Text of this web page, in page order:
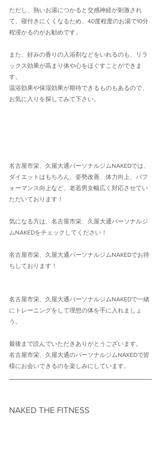
ただし、熱いお湯につかると交感神経が刺激され
て、寝付きにくくなるため、40度程度のお湯で10分
程浸かるのがお勧めです。
また、好みの香りの入浴剤などをいれるのも、リラ
ックス効果が高まり体や心をほぐすことができま
す。
温浴効果や保湿効果が期待できるものもあるので、
お気に入りを探してみて下さい。
名古屋市栄、久屋大通パーソナルジムNAKEDでは、
ダイエットはもちろん、姿勢改善、体力向上、パフ
ォーマンス向上など、老若男女幅広く対応させてい
ただいております！
気になる方は、名古屋市栄、久屋大通パーソナルジ
ムNAKEDをチェックしてください！
名古屋市栄、久屋大通パーソナルジムNAKEDでお待
ちしております！
名古屋市栄、久屋大通パーソナルジムNAKEDで一緒
にトレーニングをして理想の体を手に入れましょ
う。
最後まで読んでいただきありがとうございます。
名古屋市栄、久屋大通のパーソナルジムNAKEDで皆
様にお会いできるのを楽しみにしています。
NAKED THE FITNESS